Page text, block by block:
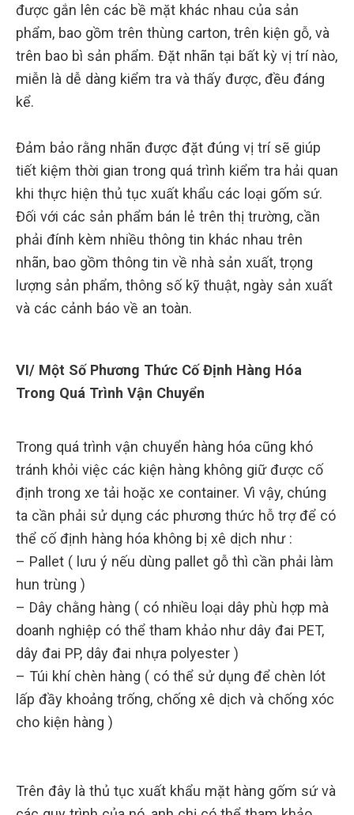
được gắn lên các bề mặt khác nhau của sản
phẩm, bao gồm trên thùng carton, trên kiện gỗ, và
trên bao bì sản phẩm. Đặt nhãn tại bất kỳ vị trí nào,
miễn là dễ dàng kiểm tra và thấy được, đều đáng
kể.
Đảm bảo rằng nhãn được đặt đúng vị trí sẽ giúp
tiết kiệm thời gian trong quá trình kiểm tra hải quan
khi thực hiện thủ tục xuất khẩu các loại gốm sứ.
Đối với các sản phẩm bán lẻ trên thị trường, cần
phải đính kèm nhiều thông tin khác nhau trên
nhãn, bao gồm thông tin về nhà sản xuất, trọng
lượng sản phẩm, thông số kỹ thuật, ngày sản xuất
và các cảnh báo về an toàn.
VI/ Một Số Phương Thức Cố Định Hàng Hóa
Trong Quá Trình Vận Chuyển
Trong quá trình vận chuyển hàng hóa cũng khó
tránh khỏi việc các kiện hàng không giữ được cố
định trong xe tải hoặc xe container. Vì vậy, chúng
ta cần phải sử dụng các phương thức hỗ trợ để có
thể cố định hàng hóa không bị xê dịch như :
– Pallet ( lưu ý nếu dùng pallet gỗ thì cần phải làm
hun trùng )
– Dây chằng hàng ( có nhiều loại dây phù hợp mà
doanh nghiệp có thể tham khảo như dây đai PET,
dây đai PP, dây đai nhựa polyester )
– Túi khí chèn hàng ( có thể sử dụng để chèn lót
lấp đầy khoảng trống, chống xê dịch và chống xóc
cho kiện hàng )
Trên đây là thủ tục xuất khẩu mặt hàng gốm sứ và